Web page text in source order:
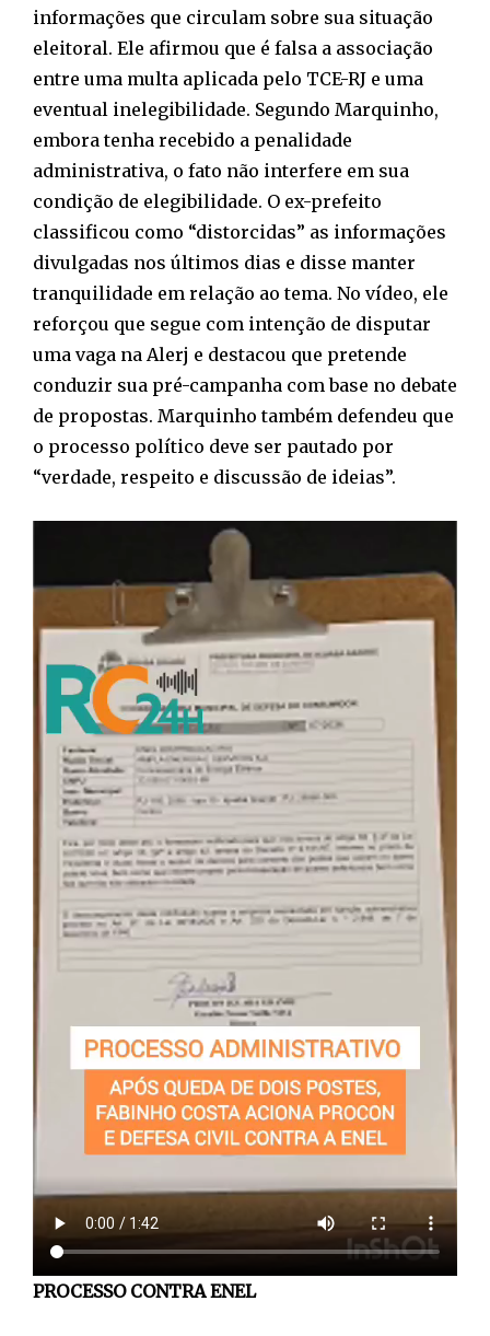
informações que circulam sobre sua situação
eleitoral. Ele afirmou que é falsa a associação
entre uma multa aplicada pelo TCE-RJ e uma
eventual inelegibilidade. Segundo Marquinho,
embora tenha recebido a penalidade
administrativa, o fato não interfere em sua
condição de elegibilidade. O ex-prefeito
classificou como “distorcidas” as informações
divulgadas nos últimos dias e disse manter
tranquilidade em relação ao tema. No vídeo, ele
reforçou que segue com intenção de disputar
uma vaga na Alerj e destacou que pretende
conduzir sua pré-campanha com base no debate
de propostas. Marquinho também defendeu que
o processo político deve ser pautado por
“verdade, respeito e discussão de ideias”.
PROCESSO CONTRA ENEL